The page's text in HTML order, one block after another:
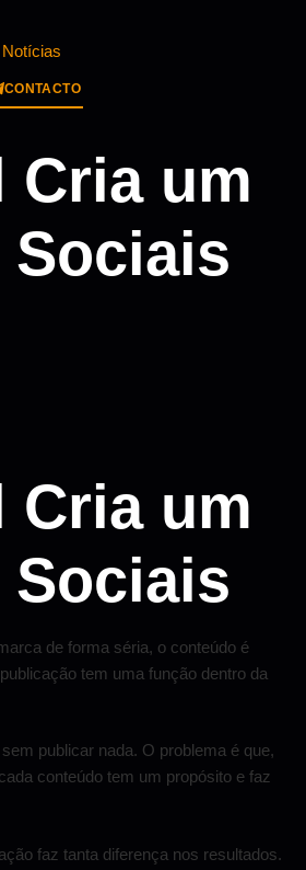
Notícias
CONTACTO
Cria um
Sociais
Cria um
Sociais
de forma séria, o conteúdo é
tem uma função dentro da
publicar nada. O problema é que,
conteúdo tem um propósito e faz
faz tanta diferença nos resultados.